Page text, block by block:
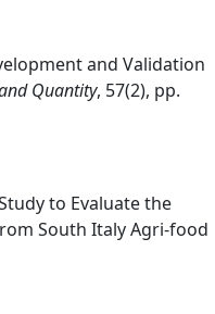
and Validation
Quantity, 57(2), pp.
to Evaluate the
South Italy Agri-food